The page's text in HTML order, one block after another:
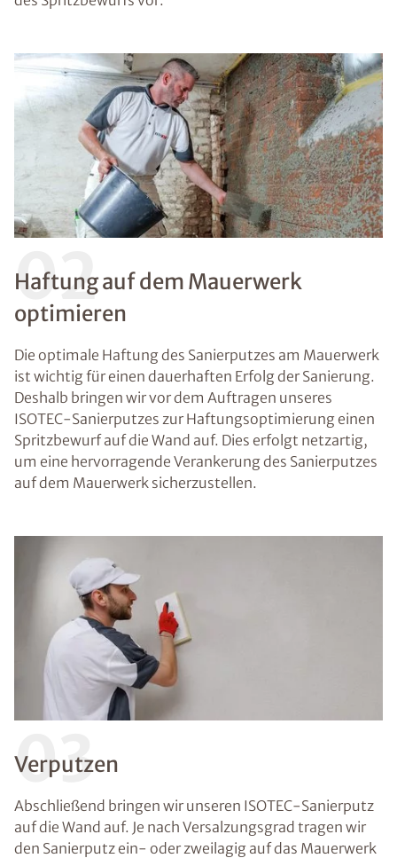
02
Haftung auf dem Mauerwerk
optimieren
Die optimale Haftung des Sanierputzes am Mauerwerk
ist wichtig für einen dauerhaften Erfolg der Sanierung.
Deshalb bringen wir vor dem Auftragen unseres
ISOTEC-Sanierputzes zur Haftungsoptimierung einen
Spritzbewurf auf die Wand auf. Dies erfolgt netzartig,
um eine hervorragende Verankerung des Sanierputzes
auf dem Mauerwerk sicherzustellen.
03
Verputzen
Abschließend bringen wir unseren ISOTEC-Sanierputz
auf die Wand auf. Je nach Versalzungsgrad tragen wir
den Sanierputz ein- oder zweilagig auf das Mauerwerk